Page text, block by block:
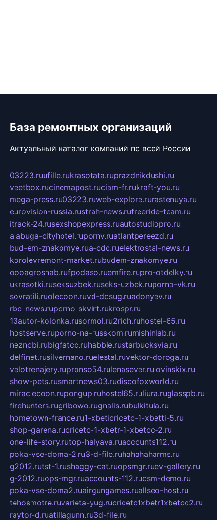
База ремонтных организаций
Актуальный каталог компаний по всей России
03223.ruufille.rukrasotata.ruprazdnikdushi.ru
veetbox.rucinemapost.ruciam-fr.rukraft-you.ru
mega-press.ru03223.ruweb-explore.rurastenuya.ru
eurovision-russia.rustrah-news.rufreeride-team.ru
itrack-24.rusexshopexpress.ruautostudiopro.ru
alabuga-cityhotel.rupornv.ruatlantpereezd.ru
bud-em-znakomye.rua-cdc.ruelektrostal-news.ru
korolevremont-market.rubudem-znakomye.ru
oooagrosnab.rufpodaso.ruemfire.rupro-otdelky.ru
ukrasotki.ruseksuzbek.ruseks-uzbek.ruporno-vk.ru
sovratili.ruolecoon.ruvd-dosug.ruadonyev.ru
rbc-news.ruporno-skvirt.rukrospr.ru
13autor-kolonka.rusormol.ru2rich.ruhostel-65.ru
hostserve.ruporno-na-russkom.rumishinlab.ru
neznobi.rubigfatcc.ruhabble.rustarbucksvia.ru
delfinet.rusilvernano.ruelestal.ruvektor-doroga.ru
velotrenajery.rupronso54.rulenasever.rulovinskix.ru
show-pets.rusmartnews03.rudiscofoxworld.ru
miraclecoon.rupongup.ruhostel65.ruliura.ruglasspb.ru
firehunters.rugribowo.rugnalis.rubulkitula.ru
hometown-france.ru1-xbeticricetc-1-xbetti-5.ru
shop-garena.rucricetc-1-xbetr-1-xbetcc-2.ru
one-life-story.rutop-halyava.ruaccounts112.ru
poka-vse-doma-2.ru3-d-file.ruhahahaharms.ru
g2012.rutst-1.rushaggy-cat.ruopsmgr.ruev-gallery.ru
g-2012.ruops-mgr.ruaccounts-112.rucsm-demo.ru
poka-vse-doma2.ruairgungames.ruallseo-host.ru
tehosmotre.ruvarieta-yug.rucricetc1xbetr1xbetcc2.ru
raytor-d.ruatillagunn.ru3d-file.ru